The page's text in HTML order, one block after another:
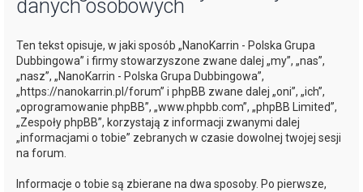
danych osobowych
Ten tekst opisuje, w jaki sposób „NanoKarrin - Polska Grupa
Dubbingowa” i firmy stowarzyszone zwane dalej „my”, „nas”,
„nasz”, „NanoKarrin - Polska Grupa Dubbingowa”,
„https://nanokarrin.pl/forum” i phpBB zwane dalej „oni”, „ich”,
„oprogramowanie phpBB”, „www.phpbb.com”, „phpBB Limited”,
„Zespoły phpBB”, korzystają z informacji zwanymi dalej
„informacjami o tobie” zebranych w czasie dowolnej twojej sesji
na forum.
Informacje o tobie są zbierane na dwa sposoby. Po pierwsze,